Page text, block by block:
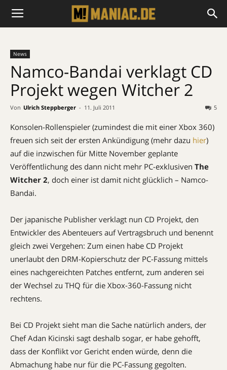
News
Namco-Bandai verklagt CD
Projekt wegen Witcher 2
Von Ulrich Steppberger - 11. Juli 2011 5
Konsolen-Rollenspieler (zumindest die mit einer Xbox 360)
freuen sich seit der ersten Ankündigung (mehr dazu hier)
auf die inzwischen für Mitte November geplante
Veröffentlichung des dann nicht mehr PC-exklusiven The
Witcher 2, doch einer ist damit nicht glücklich – Namco-
Bandai.
Der japanische Publisher verklagt nun CD Projekt, den
Entwickler des Abenteuers auf Vertragsbruch und benennt
gleich zwei Vergehen: Zum einen habe CD Projekt
unerlaubt den DRM-Kopierschutz der PC-Fassung mittels
eines nachgereichten Patches entfernt, zum anderen sei
der Wechsel zu THQ für die Xbox-360-Fassung nicht
rechtens.
Bei CD Projekt sieht man die Sache natürlich anders, der
Chef Adan Kicinski sagt deshalb sogar, er habe gehofft,
dass der Konflikt vor Gericht enden würde, denn die
Abmachung habe nur für die PC-Fassung gegolten.